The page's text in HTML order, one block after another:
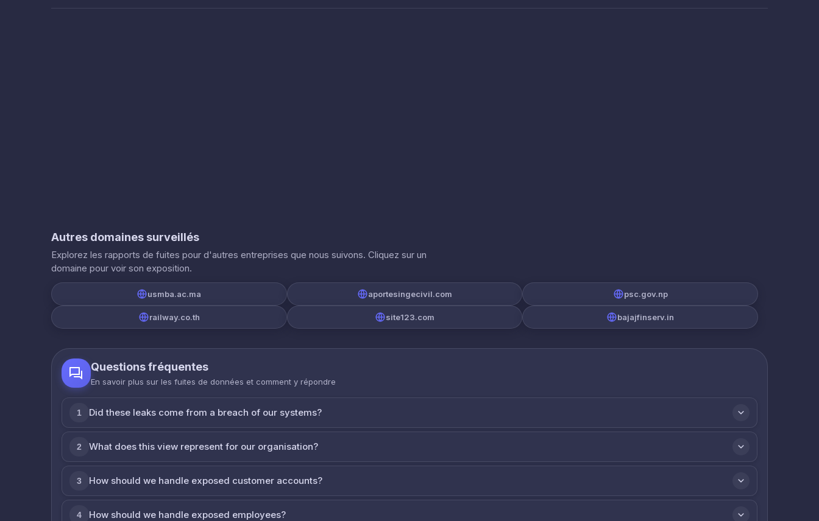
Autres domaines surveillés
Explorez les rapports de fuites pour d'autres entreprises que nous suivons. Cliquez sur un
domaine pour voir son exposition.
usmba.ac.ma aportesingecivil.com psc.gov.np
railway.co.th site123.com bajajfinserv.in
Questions fréquentes
En savoir plus sur les fuites de données et comment y répondre
1 Did these leaks come from a breach of our systems?
2 What does this view represent for our organisation?
3 How should we handle exposed customer accounts?
4 How should we handle exposed employees?